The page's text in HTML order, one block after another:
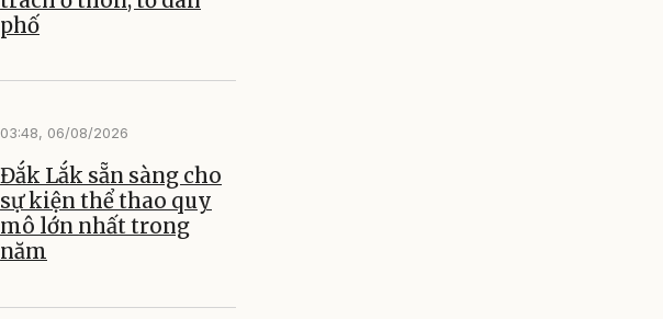
phố
03:48, 06/08/2026
Đắk Lắk sẵn sàng cho
sự kiện thể thao quy
mô lớn nhất trong
năm